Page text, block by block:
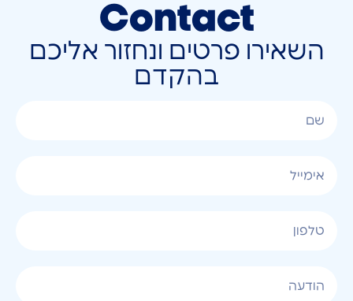
Contact
השאירו פרטים ונחזור אליכם
בהקדם